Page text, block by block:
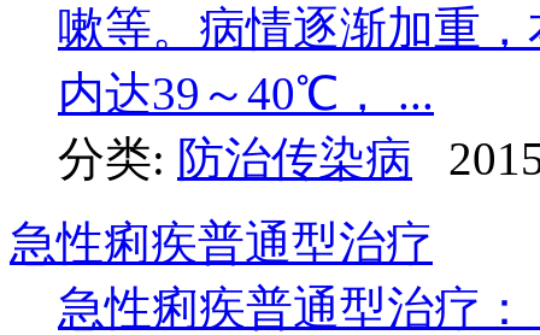
嗽等。病情逐渐加重
内达39～40℃， ...
分类: 防治传染病
急性痢疾普通型治疗
急性痢疾普通型治疗